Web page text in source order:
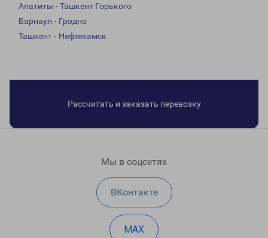
Апатиты - Ташкент Горького
Барнаул - Гродно
Ташкент - Нефтекамск
Рассчитать и заказать перевозку
Мы в соцсетях
ВКонтакте
MAX